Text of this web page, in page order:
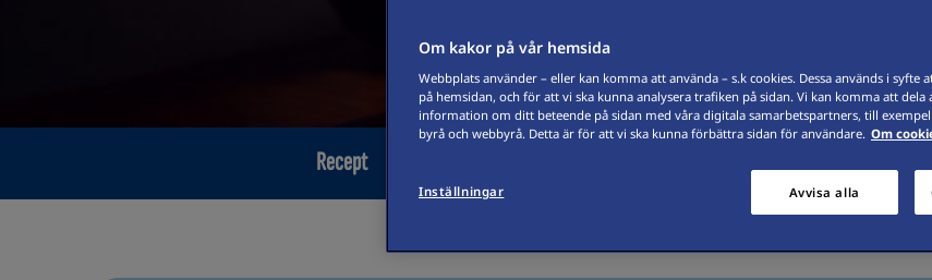
Recept Beställ material Våra certifikat
Om kakor på vår hemsida
Webbplats använder – eller kan komma att använda – s.k cookies. Dessa används i syfte
på hemsidan, och för att vi ska kunna analysera trafiken på sidan. Vi kan komma att dela
information om ditt beteende på sidan med våra digitala samarbetspartners, till
byrå och webbyrå. Detta är för att vi ska kunna förbättra sidan för användare. Om
Avvisa alla
Inställningar